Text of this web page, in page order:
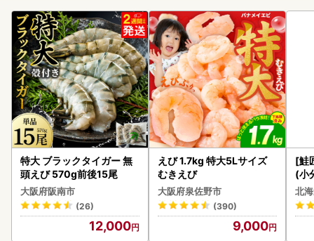
特大 ブラックタイガー 無
頭えび 570g前後15尾
大阪府阪南市
(26)
12,000
えび 1.7kg 特大5Lサイズ
むきえび
大阪府泉佐野市
(390)
9,000
[鮭
(小
5
北